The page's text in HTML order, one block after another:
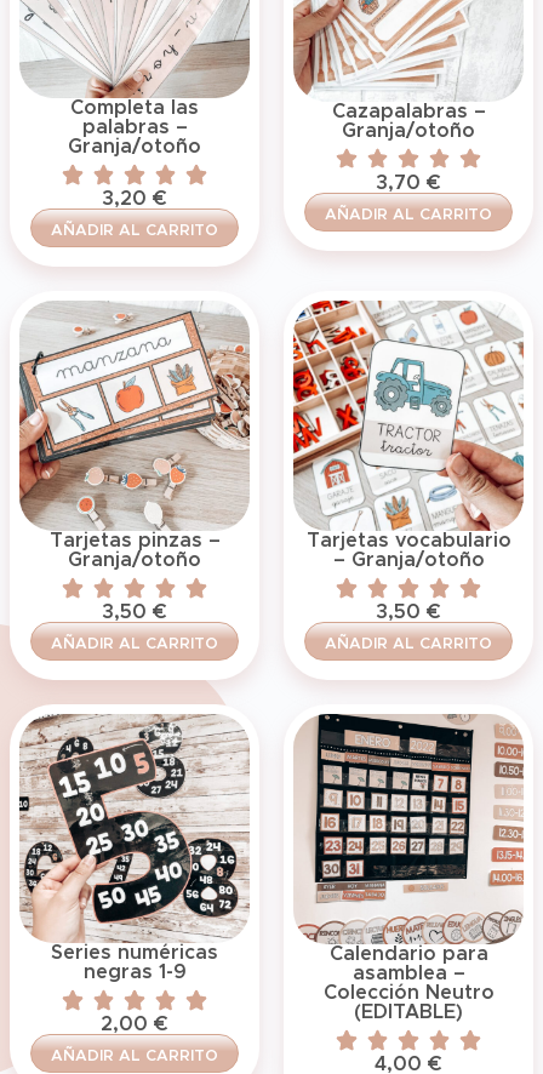
Completa las
palabras –
Granja/otoño
3,20 €
AÑADIR AL CARRITO
Cazapalabras –
Granja/otoño
3,70 €
AÑADIR AL CARRITO
Tarjetas pinzas –
Granja/otoño
3,50 €
AÑADIR AL CARRITO
Tarjetas vocabulario
– Granja/otoño
3,50 €
AÑADIR AL CARRITO
Series numéricas
negras 1-9
2,00 €
AÑADIR AL CARRITO
Calendario para
asamblea –
Colección Neutro
(EDITABLE)
4,00 €